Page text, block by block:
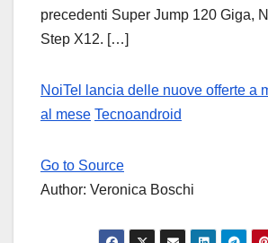
precedenti Super Jump 120 Giga,
Step X12. […]
NoiTel lancia delle nuove offerte a
al mese Tecnoandroid
Go to Source
Author: Veronica Boschi